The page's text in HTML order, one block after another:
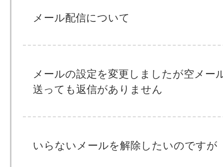
メール配信について
メールの設定を変更しましたが空メー
送っても返信がありません
いらないメールを解除したいのですが